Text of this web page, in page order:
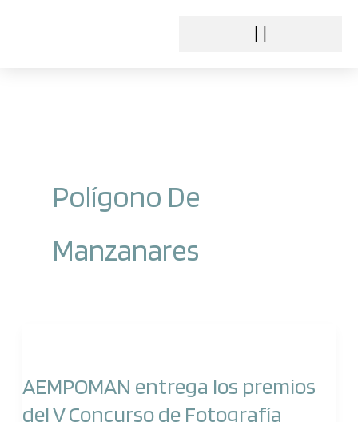
Polígono De
Manzanares
AEMPOMAN entrega los premios
del V Concurso de Fotografía
los
premios